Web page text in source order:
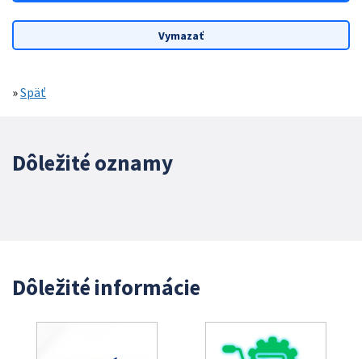
»Späť
Dôležité oznamy
Dôležité informácie